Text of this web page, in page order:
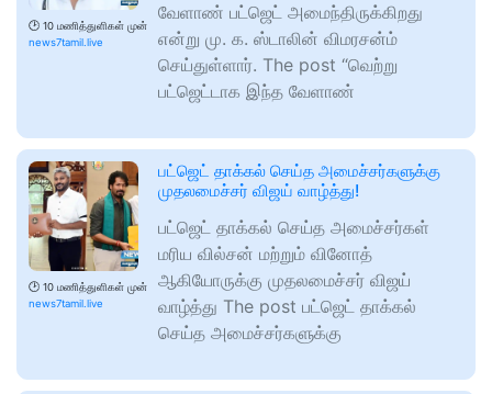
🕑 10 மணித்துளிகள் முன்
news7tamil.live
வேளாண் பட்ஜெட் அமைந்திருக்கிறது
என்று மு. க. ஸ்டாலின் விமரசன்ம்
செய்துள்ளார். The post “வெற்று
பட்ஜெட்டாக இந்த வேளாண்
🕑 10 மணித்துளிகள் முன்
news7tamil.live
பட்ஜெட் தாக்கல் செய்த அமைச்சர்களுக்கு
முதலமைச்சர் விஜய் வாழ்த்து!
பட்ஜெட் தாக்கல் செய்த அமைச்சர்கள்
மரிய வில்சன் மற்றும் வினோத்
ஆகியோருக்கு முதலமைச்சர் விஜய்
வாழ்த்து The post பட்ஜெட் தாக்கல்
செய்த அமைச்சர்களுக்கு